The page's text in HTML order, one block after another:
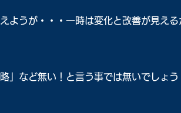
ようが・・・一時は変化と改善が見える
」など無い！と言う事では無いでしょう